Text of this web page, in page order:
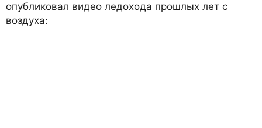
опубликовал видео ледохода прошлых лет с
воздуха: